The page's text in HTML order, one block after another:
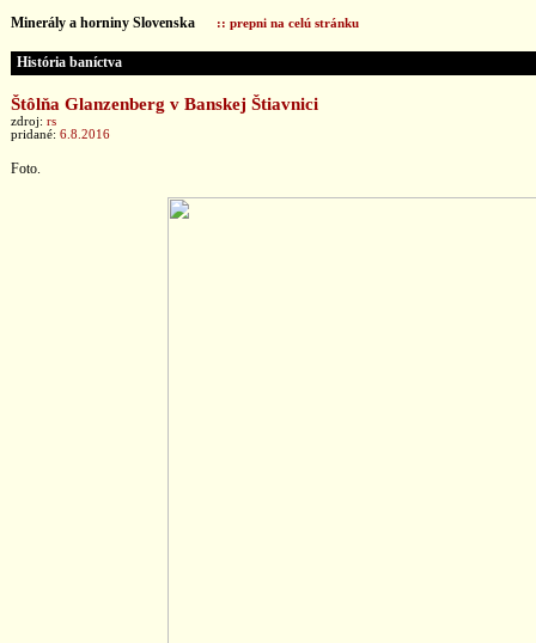
Minerály a horniny Slovenska :: prepni na celú stránku
História baníctva
Štôlňa Glanzenberg v Banskej Štiavnici
zdroj: rs
pridané: 6.8.2016
Foto.